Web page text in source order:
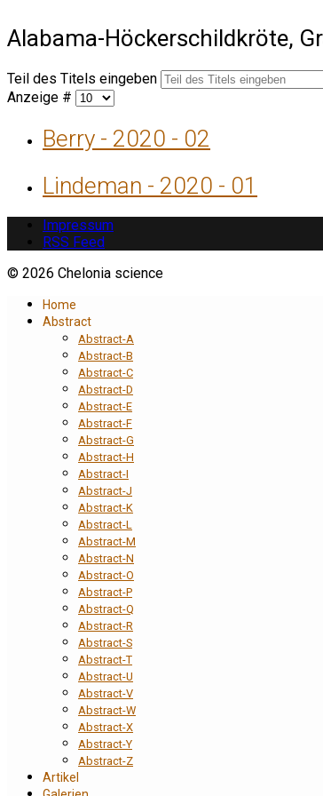
Alabama-Höckerschildkröte,
Teil des Titels eingeben
Anzeige #
Berry - 2020 - 02
Lindeman - 2020 - 01
Impressum
RSS Feed
© 2026 Chelonia science
Home
Abstract
Abstract-A
Abstract-B
Abstract-C
Abstract-D
Abstract-E
Abstract-F
Abstract-G
Abstract-H
Abstract-I
Abstract-J
Abstract-K
Abstract-L
Abstract-M
Abstract-N
Abstract-O
Abstract-P
Abstract-Q
Abstract-R
Abstract-S
Abstract-T
Abstract-U
Abstract-V
Abstract-W
Abstract-X
Abstract-Y
Abstract-Z
Artikel